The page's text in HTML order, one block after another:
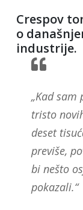
Crespov
o
industrije.
„Kad sam
tristo
deset
previše,
bi nešto
pokazali.“